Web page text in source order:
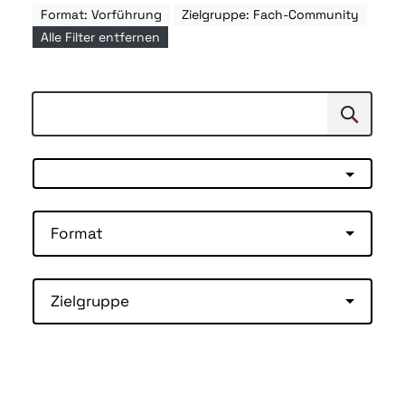
Format: Vorführung
Zielgruppe: Fach-Community
Alle Filter entfernen
Suchen
Format
Zielgruppe